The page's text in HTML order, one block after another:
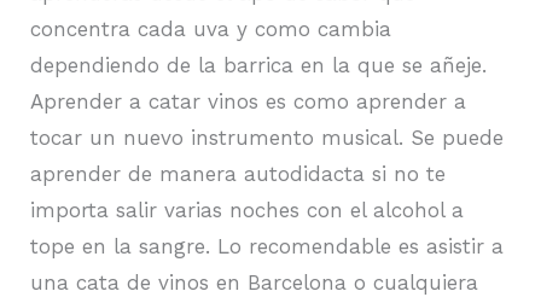
concentra cada uva y como cambia
dependiendo de la barrica en la que se añeje.
Aprender a catar vinos es como aprender a
tocar un nuevo instrumento musical. Se puede
aprender de manera autodidacta si no te
importa salir varias noches con el alcohol a
tope en la sangre. Lo recomendable es asistir a
una cata de vinos en Barcelona o cualquiera